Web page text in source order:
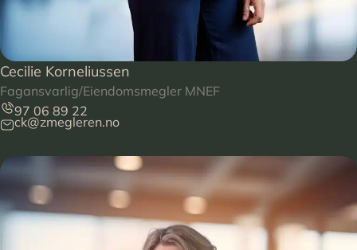
Cecilie Korneliussen
Fagansvarlig/Eiendomsmegler MNEF
97 06 89 22
ck@zmegleren.no